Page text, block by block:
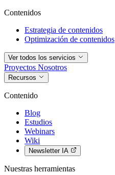
Contenidos
Estrategia de contenidos
Optimización de contenidos
Ver todos los servicios
Proyectos Nosotros
Recursos
Contenido
Blog
Estudios
Webinars
Wiki
Newsletter IA
Nuestras herramientas